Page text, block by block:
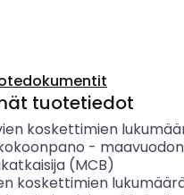
tuotetiedot
koskettimien
-
(MCB)
koskettimien